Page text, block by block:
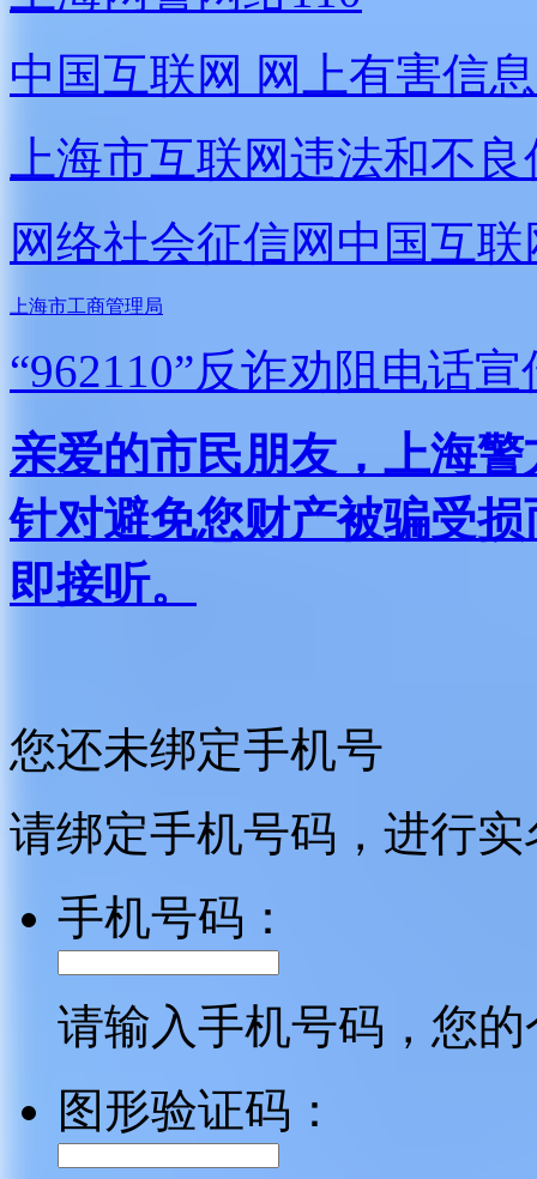
中国互联网 网上有害信
上海市互联网违法和不
网络社会征信网 中国互
上海市工商管理局
“962110”反诈劝阻电话宣
亲爱的市民朋友，上海
针对避免您财产被骗受
即接听。
您还未绑定手机号
请绑定手机号码，进行
手机号码：
请输入手机号码，您
图形验证码：